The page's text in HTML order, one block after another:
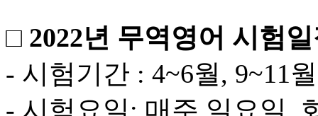
□ 2022년 무역영어 시험
- 시험기간 : 4~6월, 9~11월
- 시험요일: 매주 일요일,